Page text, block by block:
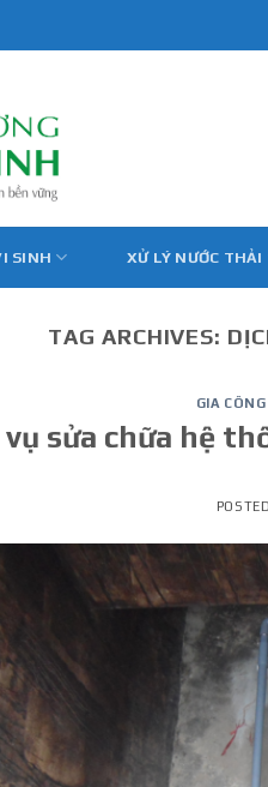
SINH XỬ LÝ NƯỚC THẢI
TAG ARCHIVES:
GIA
vụ sửa chữa hệ